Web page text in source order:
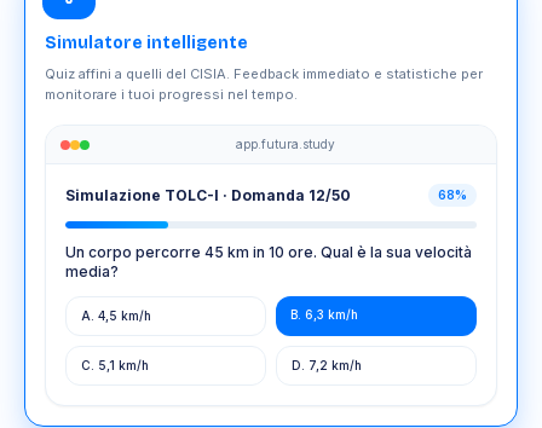
Simulatore intelligente
Quiz affini a quelli del CISIA. Feedback immediato e statistiche per
monitorare i tuoi progressi nel tempo.
app.futura.study
Simulazione TOLC-I · Domanda 12/50 68%
Un corpo percorre 45 km in 10 ore. Qual è la sua velocità
media?
A. 4,5 km/h B. 6,3 km/h
C. 5,1 km/h D. 7,2 km/h